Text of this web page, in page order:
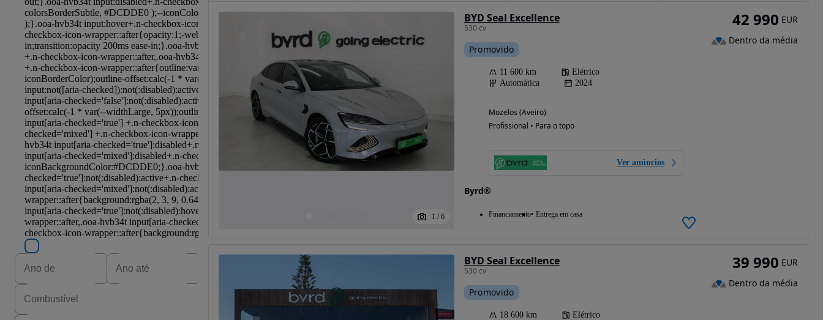
Possibilidade de
financiamento
1 / 6
BYD Seal Excellence
530 cv
Promovido
11 600 km
Elétrico
Automática
2024
Mozelos (Aveiro)
Profissional • Para o topo
Ver anúncios
Byrd®
Financiamento Entrega em casa
42 990 EUR
Dentro da média
BYD Seal Excellence
530 cv
Promovido
18 600 km
Elétrico
39 990 EUR
Dentro da média